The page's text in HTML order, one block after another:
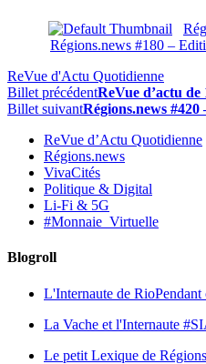
Régions.news #180 –
ReVue d'Actu Quotidienne
Billet précédentReVue d’actu
Billet suivantRégions.news
ReVue d’Actu Quotidienne
Régions.news
VivaCités
Politique & Digital
Li-Fi & 5G
#Monnaie_Virtuelle
Blogroll
L'Internaute de RioPendant
La Vache et l'Internaute
Le petit Lexique de